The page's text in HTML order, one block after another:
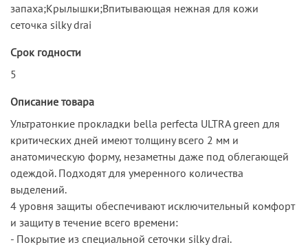
запаха;Крылышки;Впитывающая нежная для кожи
сеточка silky drai
Срок годности
5
Описание товара
Ультратонкие прокладки bella perfecta ULTRA green для
критических дней имеют толщину всего 2 мм и
анатомическую форму, незаметны даже под облегающей
одеждой. Подходят для умеренного количества
выделений.
4 уровня защиты обеспечивают исключительный комфорт
и защиту в течение всего времени:
- Покрытие из специальной сеточки silky drai.